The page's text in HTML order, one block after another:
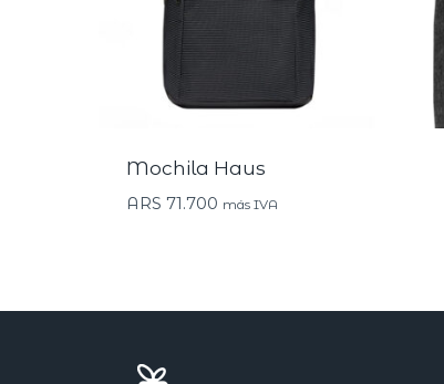
Mochila Haus
ARS 71.700 más IVA